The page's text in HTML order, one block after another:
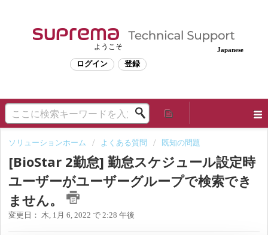
Japanese
ようこそ
ログイン 登録
ソリューションホーム よくある質問 既知の問題
[BioStar 2勤怠] 勤怠スケジュール設定時
ユーザーがユーザーグループで検索でき
ません。
変更日： 木, 1月 6, 2022 で 2:28 午後